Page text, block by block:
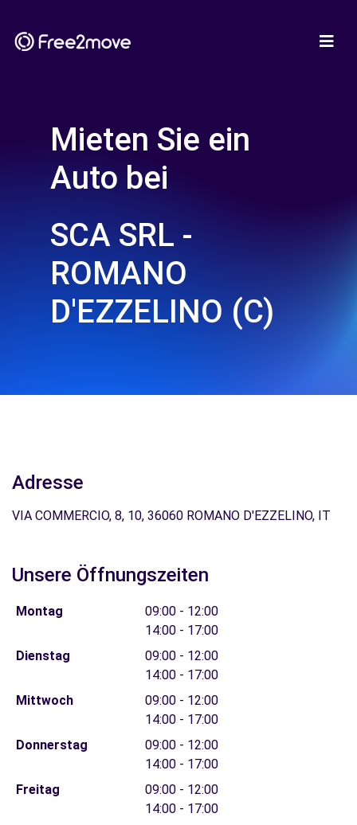
Mieten Sie ein
Auto bei
SCA SRL -
ROMANO
D'EZZELINO (C)
Adresse
VIA COMMERCIO, 8, 10, 36060 ROMANO D'EZZELINO, IT
Unsere Öffnungszeiten
Montag
09:00 - 12:00
14:00 - 17:00
Dienstag
09:00 - 12:00
14:00 - 17:00
Mittwoch
09:00 - 12:00
14:00 - 17:00
Donnerstag
09:00 - 12:00
14:00 - 17:00
Freitag
09:00 - 12:00
14:00 - 17:00